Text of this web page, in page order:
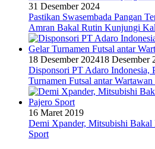
31 Desember 2024
Pastikan Swasembada Pangan
Amran Bakal Rutin Kunjungi
18 Desember 202418 Desember
Disponsori PT Adaro Indonesia,
Turnamen Futsal antar Wartawan
16 Maret 2019
Demi Xpander, Mitsubishi
Sport